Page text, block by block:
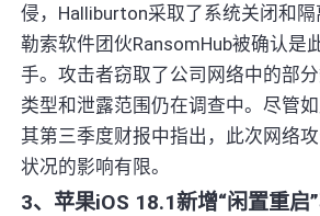
侵，Halliburton采取了系统关闭和隔
勒索软件团伙RansomHub被确认是
手。攻击者窃取了公司网络中的部
类型和泄露范围仍在调查中。尽管
其第三季度财报中指出，此次网络
状况的影响有限。
3、苹果iOS 18.1新增“闲置重启